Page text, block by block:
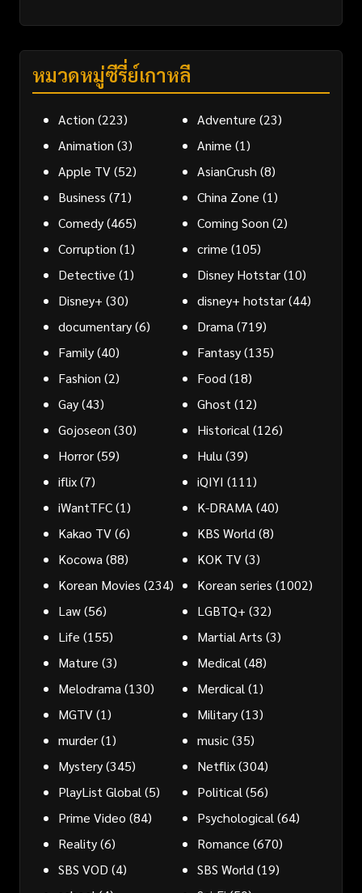
หมวดหมู่ซีรี่ย์เกาหลี
Action (223) Adventure (23)
Animation (3) Anime (1)
Apple TV(52) AsianCrush (8)
Business (71) China Zone (1)
Comedy(465) Coming Soon (2)
Corruption (1) crime (105)
Detective (1) Disney Hotstar(10)
Disney+ (30) disney+ hotstar(44)
documentary(6) Drama(719)
Family(40) Fantasy(135)
Fashion (2) Food(18)
Gay(43) Ghost(12)
Gojoseon (30) Historical(126)
Horror(59) Hulu(39)
iflix(7) iQIYI (111)
iWantTFC(1) K-DRAMA(40)
Kakao TV(6) KBS World(8)
Kocowa(88) KOK TV(3)
Korean Movies (234) Korean series (1002)
Law(56) LGBTQ+ (32)
Life (155) Martial Arts (3)
Mature (3) Medical(48)
Melodrama(130) Merdical(1)
MGTV(1) Military(13)
murder(1) music(35)
Mystery(345) Netflix(304)
PlayList Global(5) Political(56)
Prime Video (84) Psychological(64)
Reality(6) Romance (670)
SBS VOD (4) SBS World(19)